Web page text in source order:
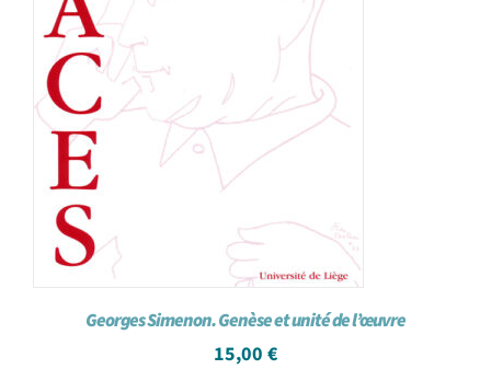
Georges Simenon. Genèse et unité de l’œuvre
15,00 €